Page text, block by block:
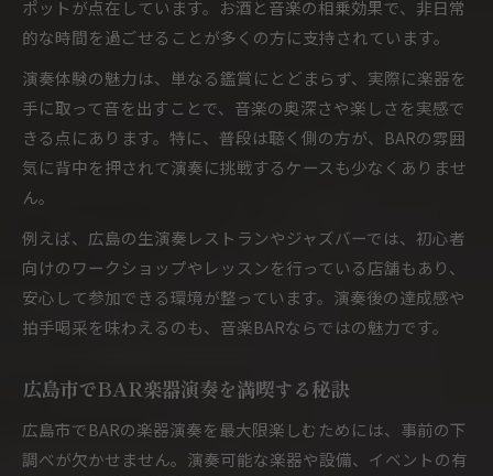
ポットが点在しています。お酒と音楽の相乗効果で、非日常
的な時間を過ごせることが多くの方に支持されています。
演奏体験の魅力は、単なる鑑賞にとどまらず、実際に楽器を
手に取って音を出すことで、音楽の奥深さや楽しさを実感で
きる点にあります。特に、普段は聴く側の方が、BARの雰囲
気に背中を押されて演奏に挑戦するケースも少なくありませ
ん。
例えば、広島の生演奏レストランやジャズバーでは、初心者
向けのワークショップやレッスンを行っている店舗もあり、
安心して参加できる環境が整っています。演奏後の達成感や
拍手喝采を味わえるのも、音楽BARならではの魅力です。
広島市でBAR楽器演奏を満喫する秘訣
広島市でBARの楽器演奏を最大限楽しむためには、事前の下
調べが欠かせません。演奏可能な楽器や設備、イベントの有